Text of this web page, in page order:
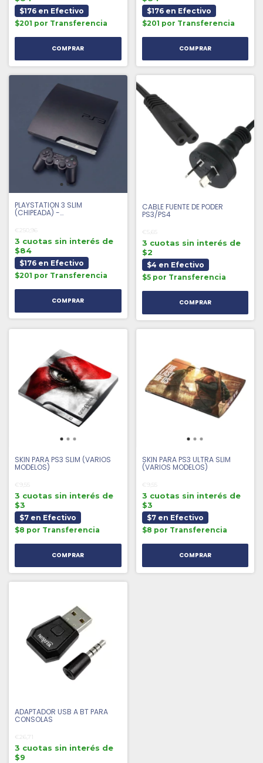
$176 en Efectivo
$201 por Transferencia
COMPRAR
$176 en Efectivo
$201 por Transferencia
COMPRAR
PLAYSTATION 3 SLIM
(CHIPEADA) -
€250,96
3 cuotas sin interés de
$84
$176 en Efectivo
$201 por Transferencia
COMPRAR
CABLE FUENTE DE PODER
PS3/PS4
€5,65
3 cuotas sin interés de
$2
$4 en Efectivo
$5 por Transferencia
SKIN PARA PS3 SLIM (VARIOS
MODELOS)
€9,55
3 cuotas sin interés de
$3
$7 en Efectivo
$8 por Transferencia
COMPRAR
SKIN PARA PS3 ULTRA SLIM
(VARIOS MODELOS)
€9,55
3 cuotas sin interés de
$3
$7 en Efectivo
$8 por Transferencia
COMPRAR
ADAPTADOR USB A BT PARA
CONSOLAS
€26,71
3 cuotas sin interés de
$9